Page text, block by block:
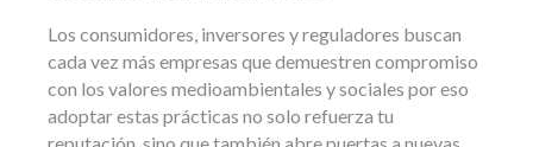
Los consumidores, inversores y reguladores buscan
cada vez más empresas que demuestren compromiso
con los valores medioambientales y sociales por eso
adoptar estas prácticas no solo refuerza tu
reputación, sino que también abre puertas a nuevas